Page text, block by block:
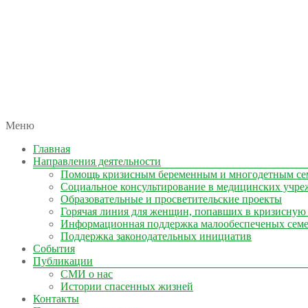
КОЛЫМА — ЗА ЖИЗНЬ
автономная некоммерческая организация
Меню
Главная
Направления деятельности
Помощь кризисным беременным и многодетным
Социальное консультирование в медицинских
Образовательные и просветительские проекты
Горячая линия для женщин, попавших в
Информационная поддержка малообеспеченых
Поддержка законодательных инициатив
События
Публикации
СМИ о нас
Истории спасенных жизней
Контакты